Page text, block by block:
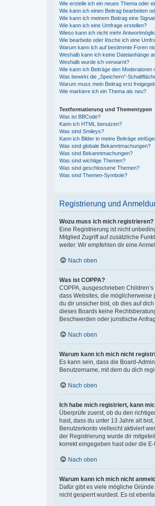
Wie erstelle ich ein neues Thema oder
Wie kann ich einen Beitrag bearbeiten
Wie kann ich meinem Beitrag eine
Wie kann ich eine Umfrage erstellen?
Wieso kann ich nicht mehr
Wie bearbeite oder lösche ich eine
Warum kann ich auf bestimmte Foren
Weshalb kann ich keine Dateianhänge
Weshalb wurde ich verwarnt?
Wie kann ich Beiträge den Moderatoren
Was bewirkt die „Speichern“-
Warum muss mein Beitrag erst
Wie markiere ich ein Thema als neu?
Textformatierung und Thementypen
Was ist BBCode?
Kann ich HTML benutzen?
Was sind Smileys?
Kann ich Bilder in meine Beiträge
Was sind globale Bekanntmachungen?
Was sind Bekanntmachungen?
Was sind wichtige Themen?
Was sind geschlossene Themen?
Was sind Themen-Symbole?
Registrierung und
Wozu muss ich mich registrieren?
Eine Registrierung ist nicht
Mitglied Zugriff auf zusätzliche
weiter. Wir empfehlen dir eine
Nach oben
Was ist COPPA?
COPPA, ausgeschrieben
dass Websites, die
du dir unsicher bist, ob dies auf
dieses Boards keine
Beschwerden oder juristische
Nach oben
Warum kann ich mich nicht
Es kann sein, dass die Board-
Benutzername, mit dem du dich
Nach oben
Ich habe mich registriert, kann
Überprüfe zuerst, ob du den
hast, dass du unter 13 Jahre alt
Benutzerkonto vielleicht aktiviert
der Registrierung wurde dir
korrekt eingegeben hast oder die
Nach oben
Warum kann ich mich nicht
Dafür gibt es viele mögliche
nicht gesperrt wurdest. Es ist